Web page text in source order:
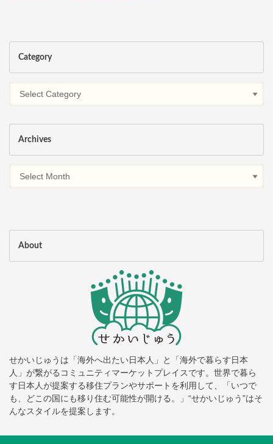
Category
Archives
About
せかいじゅうは「海外へ出たい日本人」と「海外で暮らす日本
人」が繋がるコミュニティマーケットプレイスです。世界で暮ら
す日本人が提案する移住プランやサポートを利用して、「いつで
も、どこの国にも移り住む可能性が開ける。」“せかいじゅう”はそ
んなスタイルを提案します。